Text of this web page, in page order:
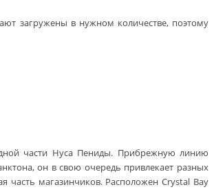
загружены в нужном количестве, поэтому
части Нуса Пениды. Прибрежную линию
он в свою очередь привлекает разных
часть магазинчиков. Расположен Crystal Bay